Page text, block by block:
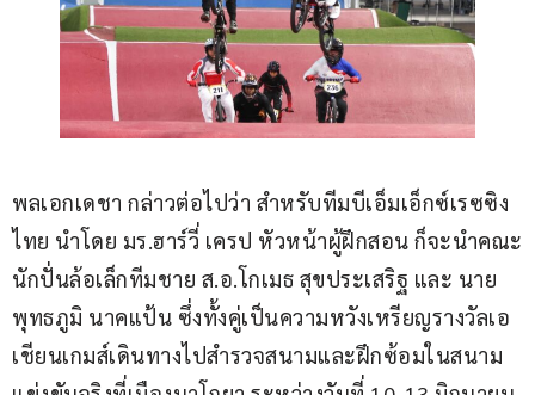
พลเอกเดชา กล่าวต่อไปว่า สำหรับทีมบีเอ็มเอ็กซ์เรซซิง
ไทย นำโดย มร.ฮาร์วี่ เครป หัวหน้าผู้ฝึกสอน ก็จะนำคณะ
นักปั่นล้อเล็กทีมชาย ส.อ.โกเมธ สุขประเสริฐ และ นาย
พุทธภูมิ นาคแป้น ซึ่งทั้งคู่เป็นความหวังเหรียญรางวัลเอ
เชียนเกมส์เดินทางไปสำรวจสนามและฝึกซ้อมในสนาม